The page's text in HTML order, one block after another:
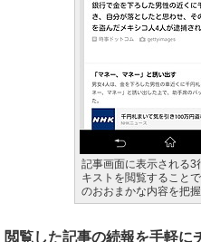
記事画面に表示される3
キストを閲覧すること
のおおまかな内容を把
閲覧した記事の続報を手軽に